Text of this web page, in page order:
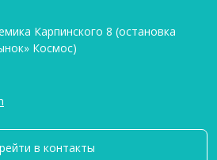
Карпинского 8 (остановка
Космос)
в контакты